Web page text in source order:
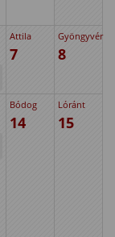
Attila
7
Gyöngyvér
8
Bódog
14
Lóránt
15